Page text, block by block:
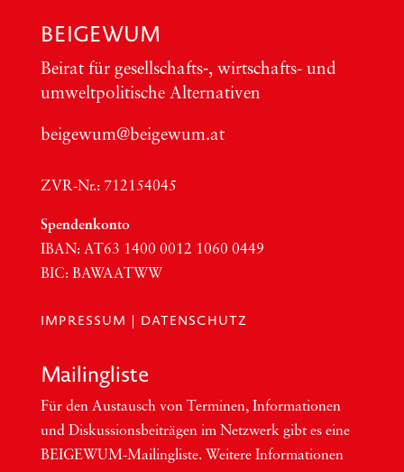
BEIGEWUM
Bei­rat für gesellschafts‑, wirt­schafts- und
umwelt­po­li­ti­sche Alter­na­ti­ven
beigewum@beigewum.at
ZVR-Nr.: 712154045
Spen­den­kon­to
IBAN: AT63 1400 0012 1060 0449
BIC: BAWAATWW
IMPRESSUM | DATENSCHUTZ
Mai­ling­lis­te
Für den Aus­tausch von Ter­mi­nen, Infor­ma­tio­nen
und Dis­kus­si­ons­bei­trä­gen im Netzwerk gibt es eine
BEI­GEWUM-Mai­ling­lis­te. Wei­te­re Infor­ma­tio­nen